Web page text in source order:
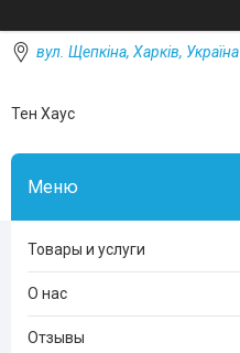
вул. Щепкіна, Харків, Україна
Тен Хаус
Товары и услуги
О нас
Отзывы